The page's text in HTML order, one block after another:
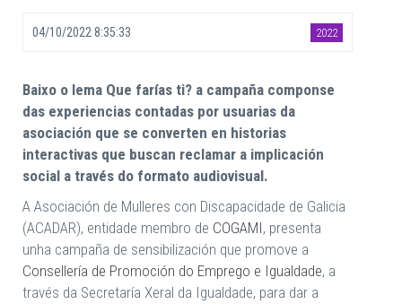
04/10/2022 8:35:33 2022
Baixo o lema Que farías ti? a campaña componse
das experiencias contadas por usuarias da
asociación que se converten en historias
interactivas que buscan reclamar a implicación
social a través do formato audiovisual.
A Asociación de Mulleres con Discapacidade de Galicia
(ACADAR), entidade membro de COGAMI, presenta
unha campaña de sensibilización que promove a
Consellería de Promoción do Emprego e Igualdade, a
través da Secretaría Xeral da Igualdade, para dar a